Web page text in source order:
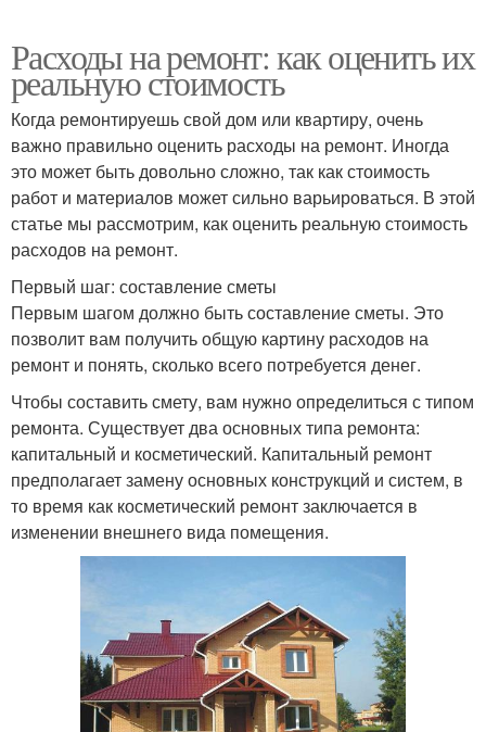
Расходы на ремонт: как оценить их
реальную стоимость
Когда ремонтируешь свой дом или квартиру, очень
важно правильно оценить расходы на ремонт. Иногда
это может быть довольно сложно, так как стоимость
работ и материалов может сильно варьироваться. В этой
статье мы рассмотрим, как оценить реальную стоимость
расходов на ремонт.
Первый шаг: составление сметы
Первым шагом должно быть составление сметы. Это
позволит вам получить общую картину расходов на
ремонт и понять, сколько всего потребуется денег.
Чтобы составить смету, вам нужно определиться с типом
ремонта. Существует два основных типа ремонта:
капитальный и косметический. Капитальный ремонт
предполагает замену основных конструкций и систем, в
то время как косметический ремонт заключается в
изменении внешнего вида помещения.